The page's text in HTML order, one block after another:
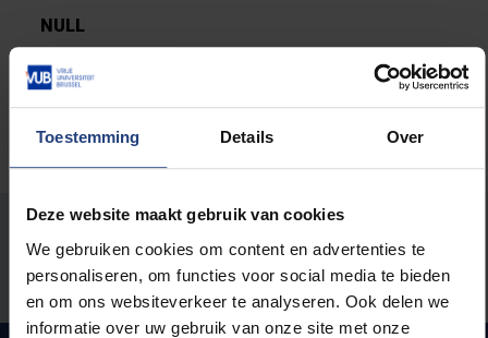
Toestemming Details Over
Deze website maakt gebruik van cookies
We gebruiken cookies om content en advertenties te
personaliseren, om functies voor social media te bieden
en om ons websiteverkeer te analyseren. Ook delen we
informatie over uw gebruik van onze site met onze
NULL
Stond er een fout op deze pagina?
Laat het ons weten